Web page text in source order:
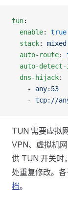
tun:
  enable
: true
  stack
: mixed
  auto-route
:
auto-
  dns-hijack
:
    -
any:53
    -
tcp://
TUN 需要虚拟
VPN、虚拟机
供 TUN 开关时
处重复修改。
档。